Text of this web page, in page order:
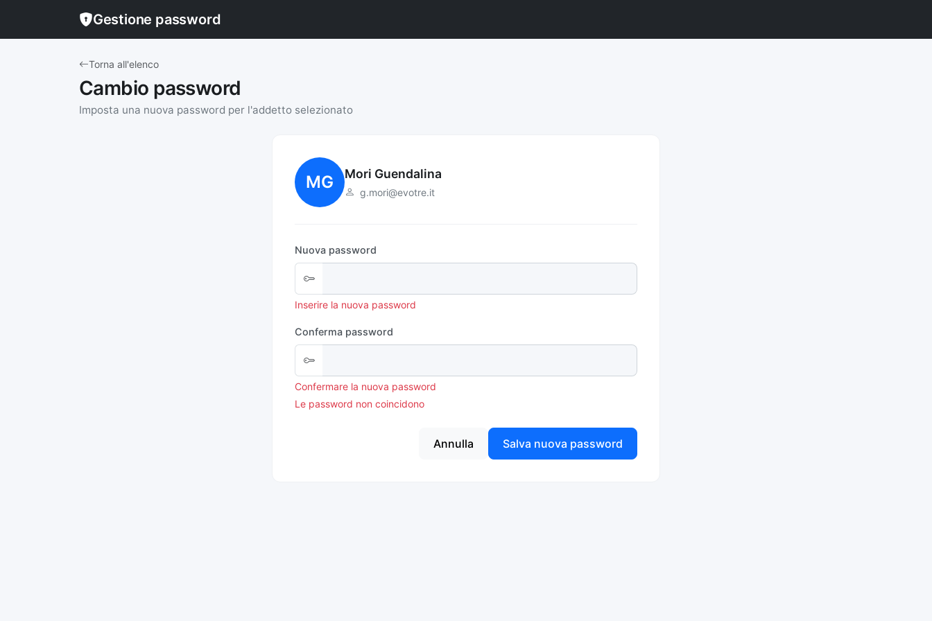
Gestione password
Torna all'elenco
Cambio password
Imposta una nuova password per l'addetto selezionato
MG Mori Guendalina
g.mori@evotre.it
Nuova password
Inserire la nuova password
Conferma password
Confermare la nuova password
Le password non coincidono
Annulla